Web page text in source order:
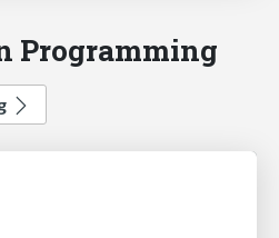
Programming